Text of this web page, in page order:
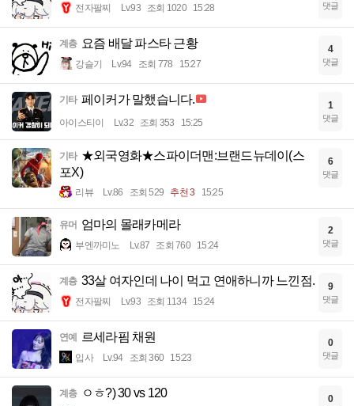
전자팔찌 Lv.93 조회 1020 15:28 댓글
계층 요즘 배달 파스타 근황
강슬기 Lv.94 조회 778 15:27
4
댓글
기타 페이커가 말했습니다.
아이스티이 Lv.32 조회 353 15:25
1
댓글
기타 ★외국영화★스파이더맨:브랜드뉴데이(스
포X)
리뷰 Lv.86 조회 529 추천 3 15:25
6
댓글
유머 엄마의 몰래카메라
부엔까미노 Lv.87 조회 760 15:24
2
댓글
계층 33살 여자인데 나이 먹고 연애하니까 느낀점.
전자팔찌 Lv.93 조회 1134 15:24
9
댓글
연예 르세라핌 채원
입사 Lv.94 조회 360 15:23
0
댓글
계층 ㅇㅎ?) 30 vs 120 0